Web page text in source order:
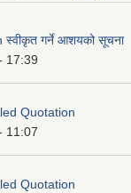
गर्ने आशयको सूचना
17:39
Quotation
11:07
Quotation